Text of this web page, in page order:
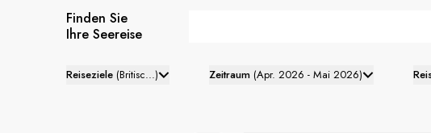
Finden Sie
Ihre Seereise
Reiseziele (Britisc...) Zeitraum (Apr. 2026 - Mai 2026)